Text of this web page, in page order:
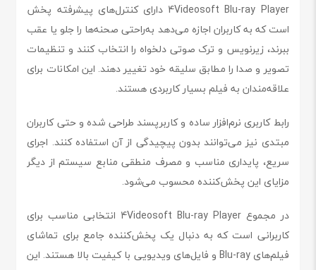
4Videosoft Blu-ray Player دارای کنترل‌های پیشرفته پخش
است که به کاربران اجازه می‌دهد به‌راحتی صحنه‌ها را جلو یا عقب
ببرند، زیرنویس و ترک صوتی دلخواه را انتخاب کنند و تنظیمات
تصویر و صدا را مطابق سلیقه خود تغییر دهند. این امکانات برای
علاقه‌مندان به فیلم بسیار کاربردی هستند.
رابط کاربری نرم‌افزار ساده و کاربرپسند طراحی شده و حتی کاربران
مبتدی نیز می‌توانند بدون پیچیدگی از آن استفاده کنند. اجرای
سریع، پایداری مناسب و مصرف منطقی منابع سیستم از دیگر
مزایای این پخش‌کننده محسوب می‌شود.
در مجموع 4Videosoft Blu-ray Player انتخابی مناسب برای
کاربرانی است که به دنبال یک پخش‌کننده جامع برای تماشای
فیلم‌های Blu-ray و فایل‌های ویدیویی با کیفیت بالا هستند. این